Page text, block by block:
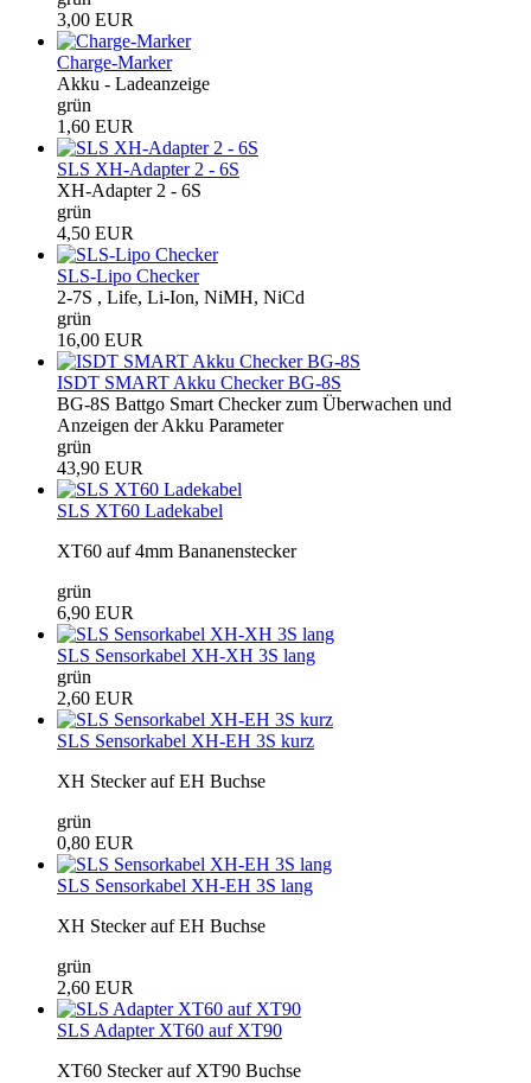
3,00 EUR
Charge-Marker
Akku - Ladeanzeige
grün
1,60 EUR
SLS XH-Adapter 2 - 6S
XH-Adapter 2 - 6S
grün
4,50 EUR
SLS-Lipo Checker
2-7S , Life, Li-Ion, NiMH, NiCd
grün
16,00 EUR
ISDT SMART Akku Checker BG-8S
BG-8S Battgo Smart Checker zum Überwachen und
Anzeigen der Akku Parameter
grün
43,90 EUR
SLS XT60 Ladekabel
XT60 auf 4mm Bananenstecker
grün
6,90 EUR
SLS Sensorkabel XH-XH 3S lang
grün
2,60 EUR
SLS Sensorkabel XH-EH 3S kurz
XH Stecker auf EH Buchse
grün
0,80 EUR
SLS Sensorkabel XH-EH 3S lang
XH Stecker auf EH Buchse
grün
2,60 EUR
SLS Adapter XT60 auf XT90
XT60 Stecker auf XT90 Buchse